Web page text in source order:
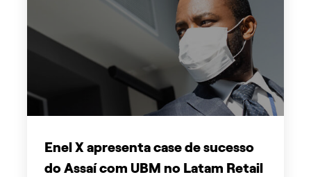
Enel X apresenta case de sucesso
do Assaí com UBM no Latam Retail